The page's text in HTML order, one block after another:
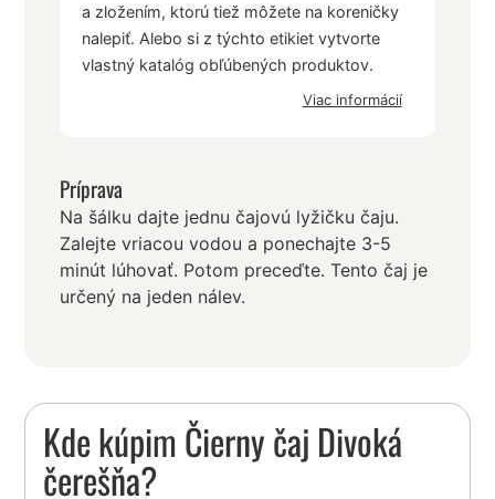
a zložením, ktorú tiež môžete na koreničky
nalepiť. Alebo si z týchto etikiet vytvorte
vlastný katalóg obľúbených produktov.
Viac informácií
Príprava
Na šálku dajte jednu čajovú lyžičku čaju.
Zalejte vriacou vodou a ponechajte 3-5
minút lúhovať. Potom preceďte. Tento čaj je
určený na jeden nálev.
Kde kúpim Čierny čaj Divoká
čerešňa?